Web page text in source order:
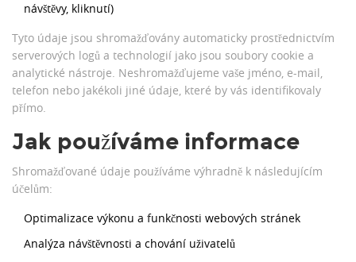
návštěvy, kliknutí)
Tyto údaje jsou shromažďovány automaticky prostřednictvím
serverových logů a technologií jako jsou soubory cookie a
analytické nástroje. Neshromažďujeme vaše jméno, e-mail,
telefon nebo jakékoli jiné údaje, které by vás identifikovaly
přímo.
Jak používáme informace
Shromažďované údaje používáme výhradně k následujícím
účelům:
Optimalizace výkonu a funkčnosti webových stránek
Analýza návštěvnosti a chování uživatelů